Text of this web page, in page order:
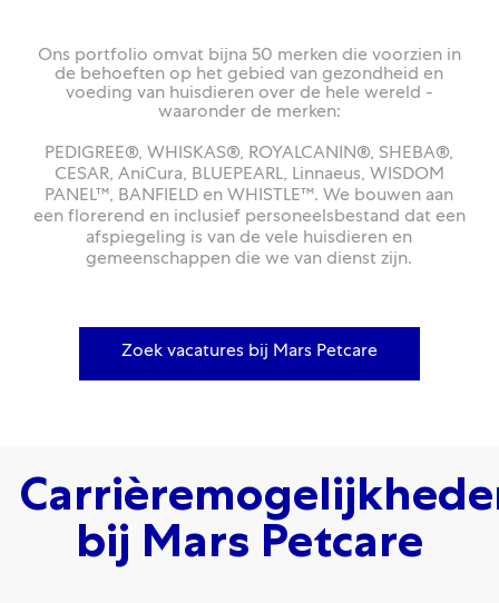
Ons portfolio omvat bijna 50 merken die voorzien in
de behoeften op het gebied van gezondheid en
voeding van huisdieren over de hele wereld -
waaronder de merken:
PEDIGREE®, WHISKAS®, ROYALCANIN®, SHEBA®,
CESAR, AniCura, BLUEPEARL, Linnaeus, WISDOM
PANEL™, BANFIELD en WHISTLE™. We bouwen aan
een florerend en inclusief personeelsbestand dat een
afspiegeling is van de vele huisdieren en
gemeenschappen die we van dienst zijn.
Zoek vacatures bij Mars Petcare
bij Mars Petcare